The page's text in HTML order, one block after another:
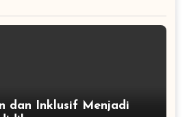
dan Inklusif Menjadi